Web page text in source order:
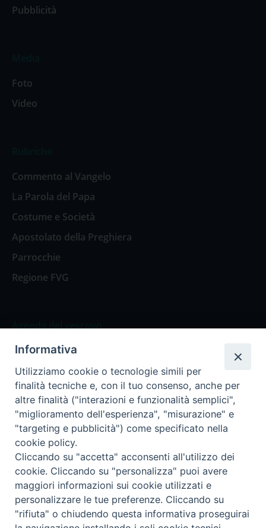
Pubblicità
Foto
Video
Commento al Vangelo
La Parola del Papa
Costume e Società
Apostolato della Preghiera
Parrocchie
Regione FVG
Agenda del vescovo
Agenda del vescovo
Privacy Policy Trasparenza
Termini e Condizioni
Informativa per il trattamento dei dati personali
Informativa
Utilizziamo cookie o tecnologie simili per
finalità tecniche e, con il tuo consenso, anche per
altre finalità ("interazioni e funzionalità semplici",
"miglioramento dell'esperienza", "misurazione" e
"targeting e pubblicità") come specificato nella
cookie policy.
Cliccando su "accetta" acconsenti all'utilizzo dei
cookie. Cliccando su "personalizza" puoi avere
maggiori informazioni sui cookie utilizzati e
personalizzare le tue preferenze. Cliccando su
"rifiuta" o chiudendo questa informativa proseguirai